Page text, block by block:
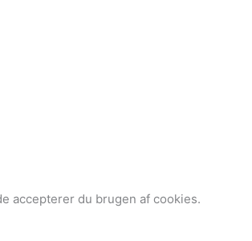
accepterer du brugen af cookies.